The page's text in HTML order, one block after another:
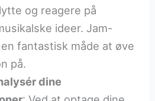
og reagere på
ideer. Jam-
fantastisk måde at øve
på.
dine